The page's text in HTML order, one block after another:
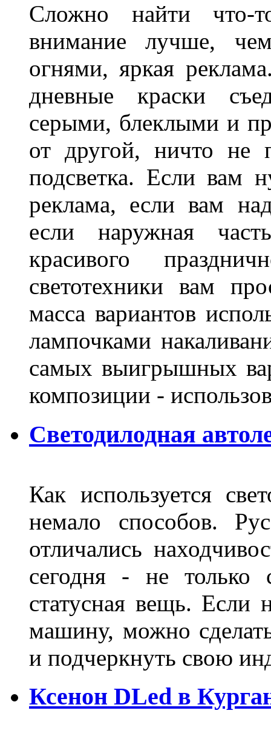
Сложно найти что-
внимание лучше,
огнями, яркая
дневные краски
серыми, блеклыми и
от другой, ничто не
подсветка. Если вам
реклама, если вам
если наружная
красивого
светотехники вам
масса вариантов
лампочками
самых выигрышных
композиции -
Светодилодная
Как используется
немало способов.
отличались
сегодня - не только
статусная вещь. Если
машину, можно
и подчеркнуть свою
Ксенон DLed в